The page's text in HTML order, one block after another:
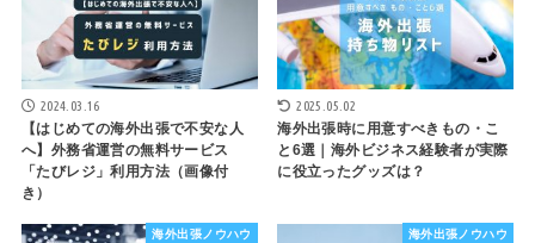
2024.03.16
【はじめての海外出張で不安な人
へ】外務省運営の無料サービス
「たびレジ」利用方法（画像付
き）
2025.05.02
海外出張時に用意すべきもの・こ
と6選｜海外ビジネス経験者が実際
に役立ったグッズは？
海外出張ノウハウ 海外出張ノウハウ